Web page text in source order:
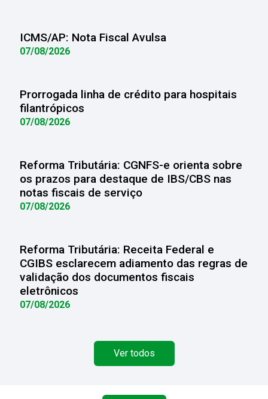
ICMS/AP: Nota Fiscal Avulsa
07/08/2026
Prorrogada linha de crédito para hospitais
filantrópicos
07/08/2026
Reforma Tributária: CGNFS-e orienta sobre
os prazos para destaque de IBS/CBS nas
notas fiscais de serviço
07/08/2026
Reforma Tributária: Receita Federal e
CGIBS esclarecem adiamento das regras de
validação dos documentos fiscais
eletrônicos
07/08/2026
Ver todos